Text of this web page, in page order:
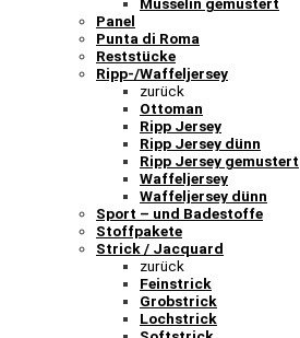
Panel
Punta di Roma
Reststücke
Ripp-/Waffeljersey
zurück
Ottoman
Ripp Jersey
Ripp Jersey dünn
Ripp Jersey gemustert
Waffeljersey
Waffeljersey dünn
Sport – und Badestoffe
Stoffpakete
Strick / Jacquard
zurück
Feinstrick
Grobstrick
Lochstrick